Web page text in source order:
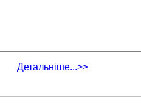
Детальніше...>>